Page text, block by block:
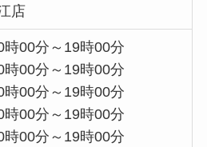
店
時00分～19時00分
時00分～19時00分
時00分～19時00分
時00分～19時00分
時00分～19時00分